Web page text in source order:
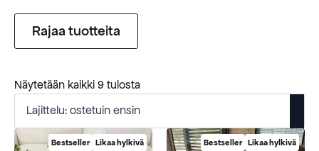
Rajaa tuotteita
Näytetään kaikki 9 tulostaSuosituimmat
Bestseller Likaa hylkivä Bestseller Likaa hylkivä